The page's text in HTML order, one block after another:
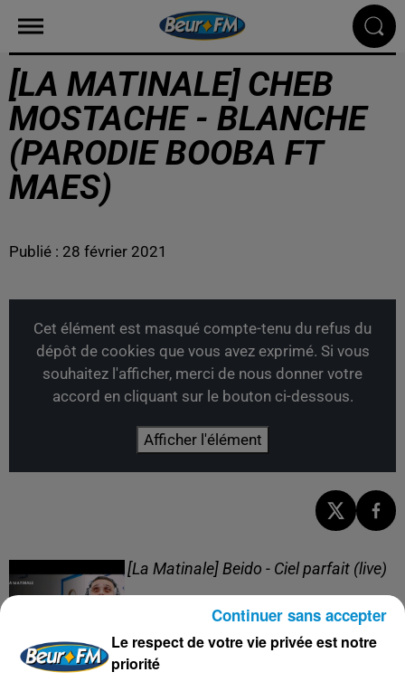
[LA MATINALE] CHEB
MOSTACHE - BLANCHE
(PARODIE BOOBA FT
MAES)
Publié : 28 février 2021
Cet élément est masqué compte-tenu du refus du
dépôt de cookies que vous avez exprimé. Si vous
souhaitez l'afficher, merci de nous donner votre
accord en cliquant sur le bouton ci-dessous.
Afficher l'élément
[La Matinale] Beido - Ciel parfait (live)
Le respect de votre vie privée est notre
priorité
Continuer sans accepter